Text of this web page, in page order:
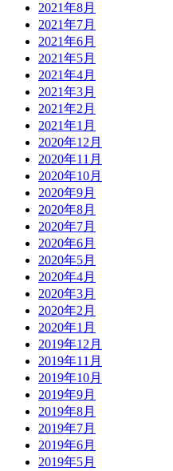
2021年8月
2021年7月
2021年6月
2021年5月
2021年4月
2021年3月
2021年2月
2021年1月
2020年12月
2020年11月
2020年10月
2020年9月
2020年8月
2020年7月
2020年6月
2020年5月
2020年4月
2020年3月
2020年2月
2020年1月
2019年12月
2019年11月
2019年10月
2019年9月
2019年8月
2019年7月
2019年6月
2019年5月